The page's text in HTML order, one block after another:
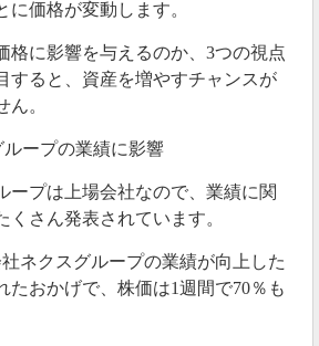
に価格が変動します。
格に影響を与えるのか、3つの視点
すると、資産を増やすチャンスが
。
ープの業績に影響
ープは上場会社なので、業績に関
くさん発表されています。
ネクスグループの業績が向上した
たおかげで、株価は1週間で70％も